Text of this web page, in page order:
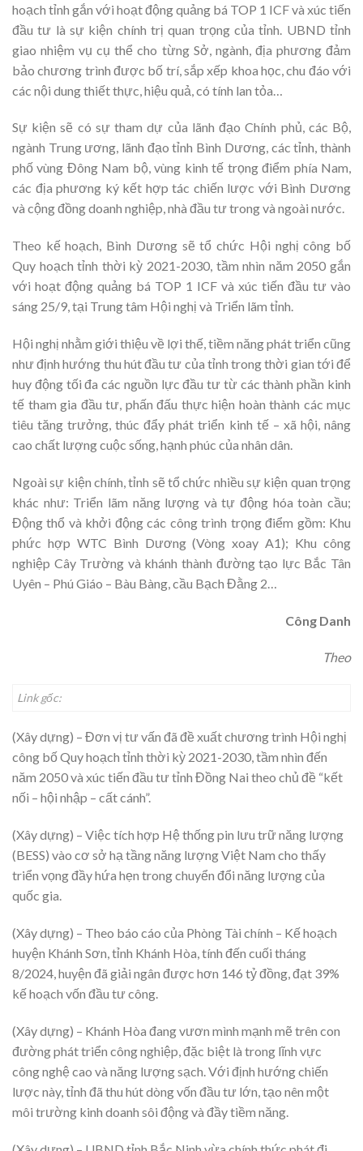
hoạch tỉnh gắn với hoạt động quảng bá TOP 1 ICF và xúc tiến
đầu tư là sự kiện chính trị quan trọng của tỉnh. UBND tỉnh
giao nhiệm vụ cụ thể cho từng Sở, ngành, địa phương đảm
bảo chương trình được bố trí, sắp xếp khoa học, chu đáo với
các nội dung thiết thực, hiệu quả, có tính lan tỏa…
Sự kiện sẽ có sự tham dự của lãnh đạo Chính phủ, các Bộ,
ngành Trung ương, lãnh đạo tỉnh Bình Dương, các tỉnh, thành
phố vùng Đông Nam bộ, vùng kinh tế trọng điểm phía Nam,
các địa phương ký kết hợp tác chiến lược với Bình Dương
và cộng đồng doanh nghiệp, nhà đầu tư trong và ngoài nước.
Theo kế hoạch, Bình Dương sẽ tổ chức Hội nghị công bố
Quy hoạch tỉnh thời kỳ 2021-2030, tầm nhìn năm 2050 gắn
với hoạt động quảng bá TOP 1 ICF và xúc tiến đầu tư vào
sáng 25/9, tại Trung tâm Hội nghị và Triển lãm tỉnh.
Hội nghị nhằm giới thiệu về lợi thế, tiềm năng phát triển cũng
như định hướng thu hút đầu tư của tỉnh trong thời gian tới để
huy động tối đa các nguồn lực đầu tư từ các thành phần kinh
tế tham gia đầu tư, phấn đấu thực hiện hoàn thành các mục
tiêu tăng trưởng, thúc đẩy phát triển kinh tế – xã hội, nâng
cao chất lượng cuộc sống, hạnh phúc của nhân dân.
Ngoài sự kiện chính, tỉnh sẽ tổ chức nhiều sự kiện quan trọng
khác như: Triển lãm năng lượng và tự động hóa toàn cầu;
Động thổ và khởi động các công trình trọng điểm gồm: Khu
phức hợp WTC Bình Dương (Vòng xoay A1); Khu công
nghiệp Cây Trường và khánh thành đường tạo lực Bắc Tân
Uyên – Phú Giáo – Bàu Bàng, cầu Bạch Đằng 2…
Công Danh
Theo
Link gốc:
(Xây dựng) – Đơn vị tư vấn đã đề xuất chương trình Hội nghị
công bố Quy hoạch tỉnh thời kỳ 2021-2030, tầm nhìn đến
năm 2050 và xúc tiến đầu tư tỉnh Đồng Nai theo chủ đề “kết
nối – hội nhập – cất cánh”.
(Xây dựng) – Việc tích hợp Hệ thống pin lưu trữ năng lượng
(BESS) vào cơ sở hạ tầng năng lượng Việt Nam cho thấy
triển vọng đầy hứa hẹn trong chuyển đổi năng lượng của
quốc gia.
(Xây dựng) – Theo báo cáo của Phòng Tài chính – Kế hoạch
huyện Khánh Sơn, tỉnh Khánh Hòa, tính đến cuối tháng
8/2024, huyện đã giải ngân được hơn 146 tỷ đồng, đạt 39%
kế hoạch vốn đầu tư công.
(Xây dựng) – Khánh Hòa đang vươn mình mạnh mẽ trên con
đường phát triển công nghiệp, đặc biệt là trong lĩnh vực
công nghệ cao và năng lượng sạch. Với định hướng chiến
lược này, tỉnh đã thu hút dòng vốn đầu tư lớn, tạo nên một
môi trường kinh doanh sôi động và đầy tiềm năng.